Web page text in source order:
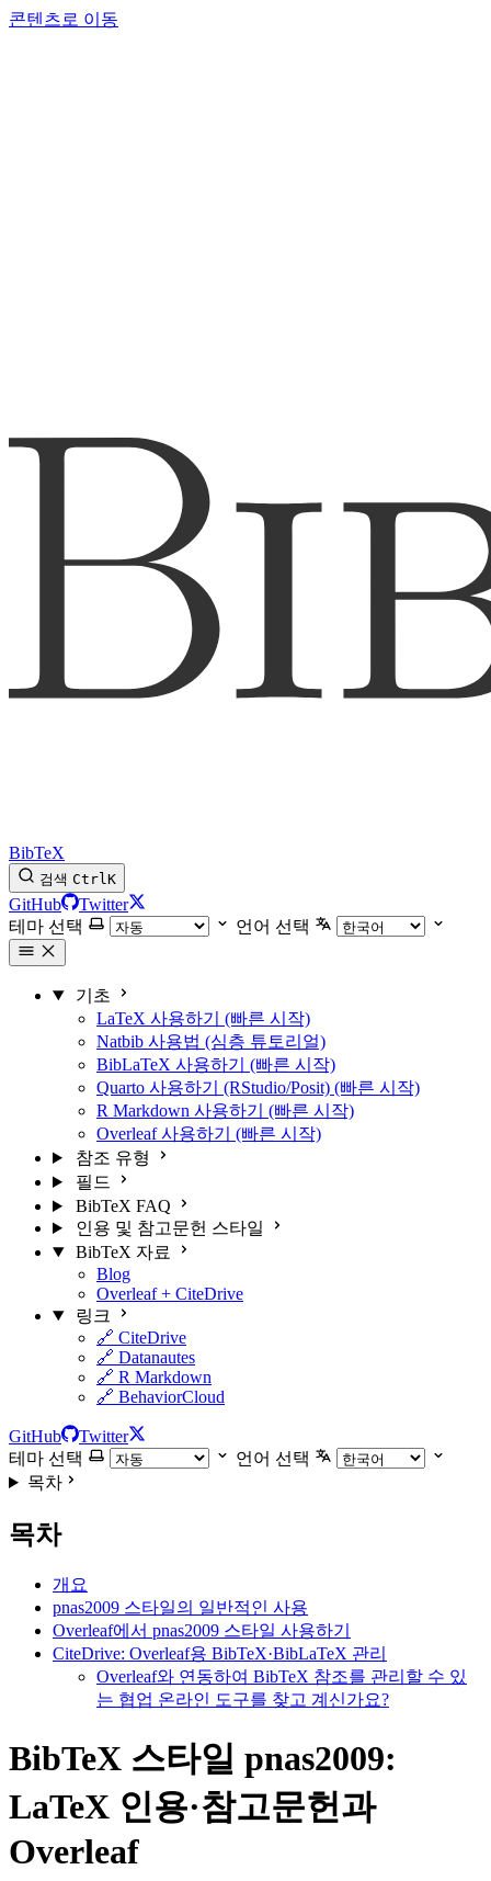
콘텐츠로 이동
BibTeX
검색 CtrlK
GitHub
Twitter
테마 선택
언어 선택
기초
LaTeX 사용하기 (빠른 시작)
Natbib 사용법 (심층 튜토리얼)
BibLaTeX 사용하기 (빠른 시작)
Quarto 사용하기 (RStudio/Posit) (빠른 시작)
R Markdown 사용하기 (빠른 시작)
Overleaf 사용하기 (빠른 시작)
참조 유형
필드
BibTeX FAQ
인용 및 참고문헌 스타일
BibTeX 자료
Blog
Overleaf + CiteDrive
링크
🔗 CiteDrive
🔗 Datanautes
🔗 R Markdown
🔗 BehaviorCloud
GitHub
Twitter
테마 선택
언어 선택
목차
목차
개요
pnas2009 스타일의 일반적인 사용
Overleaf에서 pnas2009 스타일 사용하기
CiteDrive: Overleaf용 BibTeX·BibLaTeX 관리
Overleaf와 연동하여 BibTeX 참조를 관리할 수 있
는 협업 온라인 도구를 찾고 계신가요?
BibTeX 스타일 pnas2009:
LaTeX 인용·참고문헌과
Overleaf